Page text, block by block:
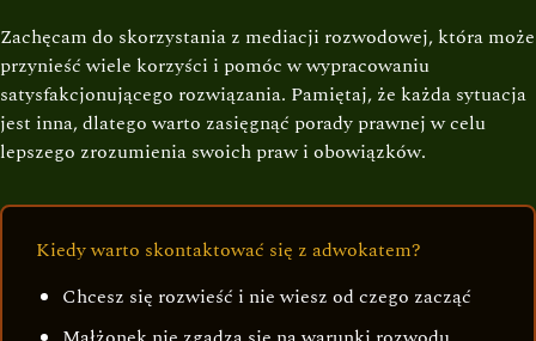
Zachęcam do skorzystania z mediacji rozwodowej, która może
przynieść wiele korzyści i pomóc w wypracowaniu
satysfakcjonującego rozwiązania. Pamiętaj, że każda sytuacja
jest inna, dlatego warto zasięgnąć porady prawnej w celu
lepszego zrozumienia swoich praw i obowiązków.
Kiedy warto skontaktować się z adwokatem?
Chcesz się rozwieść i nie wiesz od czego zacząć